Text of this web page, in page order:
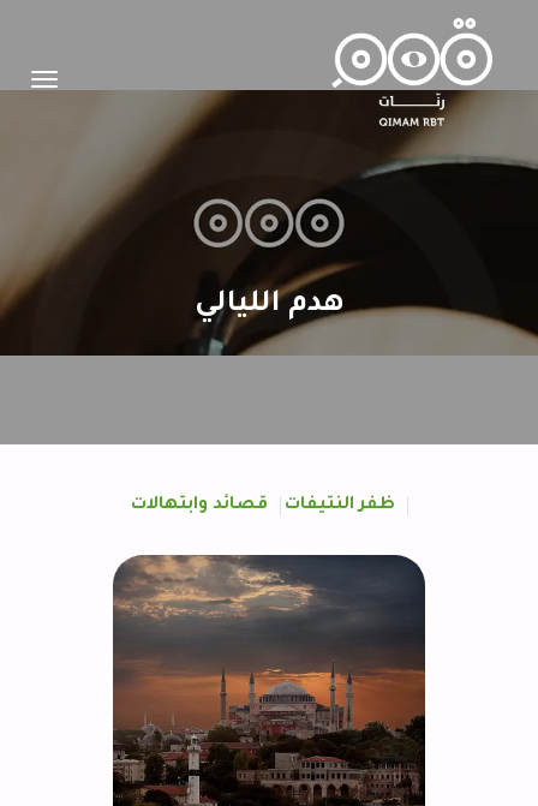
هدم الليالي
ظفر النتيفات قصائد وابتهالات